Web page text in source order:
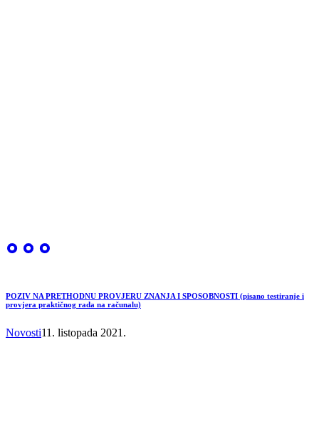
POZIV NA PRETHODNU PROVJERU ZNANJA I SPOSOBNOSTI (pisano testiranje i
provjera praktičnog rada na računalu)
Novosti11. listopada 2021.